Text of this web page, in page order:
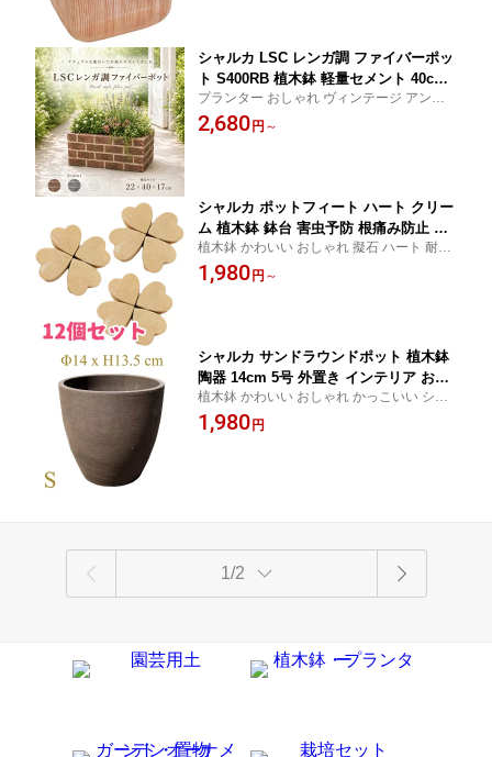
シャルカ LSC レンガ調 ファイバーポッ
ト S400RB 植木鉢 軽量セメント 40cm
外置き ベランダ 庭 寄せ植え 丈夫
プランター おしゃれ ヴィンテージ アンテ
ィーク ナチュラル インテリア アメリカン
底穴あり 角型 四角 丈夫 鉢カバー ベランダ
2,680円 ～
シャルカ ポットフィート ハート クリー
ム 植木鉢 鉢台 害虫予防 根痛み防止 排
水
植木鉢 かわいい おしゃれ 擬石 ハート 耐重
性 排水 害虫予防 鉢割れ防止 根痛み防止 鉢
台 鉢石 置き石 排水 敷石 カラフル カスタム
1,980円 ～
シャルカ サンドラウンドポット 植木鉢
陶器 14cm 5号 外置き インテリア おし
ゃれ ブラウン 耐寒
植木鉢 かわいい おしゃれ かっこいい シッ
ク シンプル モダン 14cm 5号 底穴あり 庭置
き 中置き 茶色 ブラウン インテリア デザイ
1,980円
1/2